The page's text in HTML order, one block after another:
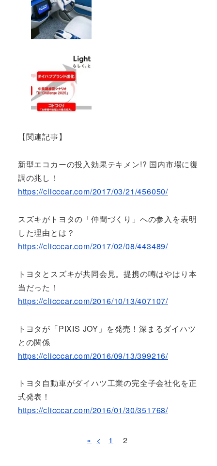
【関連記事】
新型エコカーの投入効果テキメン!? 国内市場に復
調の兆し！
https://clicccar.com/2017/03/21/456050/
スズキがトヨタの「仲間づくり」への参入を表明
した理由とは？
https://clicccar.com/2017/02/08/443489/
トヨタとスズキが共同会見。提携の噂はやはり本
当だった！
https://clicccar.com/2016/10/13/407107/
トヨタが「PIXIS JOY」を発売！深まるダイハツ
との関係
https://clicccar.com/2016/09/13/399216/
トヨタ自動車がダイハツ工業の完全子会社化を正
式発表！
https://clicccar.com/2016/01/30/351768/
« < 1 2